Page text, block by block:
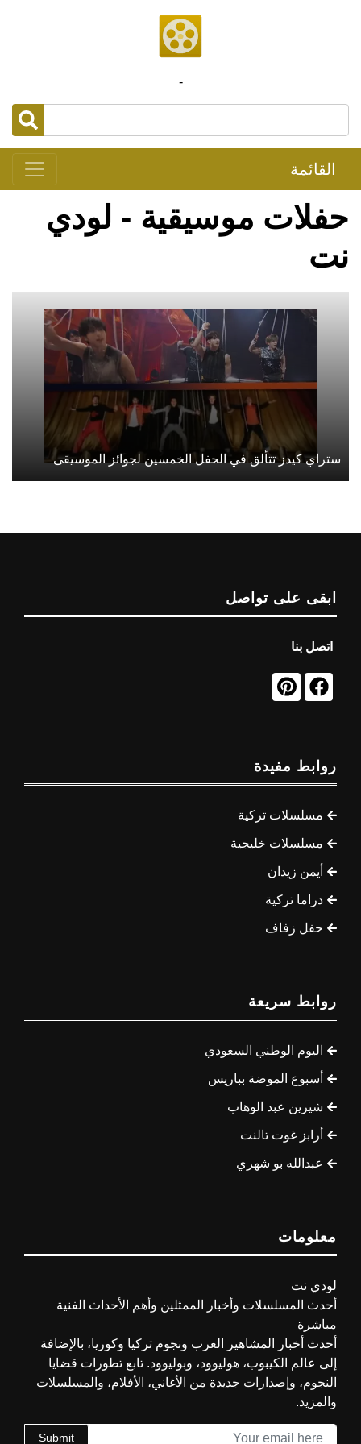
-
القائمة
حفلات موسيقية - لودي
نت
ستراي كيدز تتألق في الحفل الخمسين لجوائز الموسيقى
ابقى على تواصل
اتصل بنا
روابط مفيدة
مسلسلات تركية
مسلسلات خليجية
أيمن زيدان
دراما تركية
حفل زفاف
روابط سريعة
اليوم الوطني السعودي
أسبوع الموضة بباريس
شيرين عبد الوهاب
أرابز غوت تالنت
عبدالله بو شهري
معلومات
لودي نت
أحدث المسلسلات وأخبار الممثلين وأهم الأحداث الفنية
مباشرة
أحدث أخبار المشاهير العرب ونجوم تركيا وكوريا، بالإضافة
إلى عالم الكيبوب، هوليوود، وبوليوود. تابع تطورات قضايا
النجوم، وإصدارات جديدة من الأغاني، الأفلام، والمسلسلات
والمزيد.
Submit